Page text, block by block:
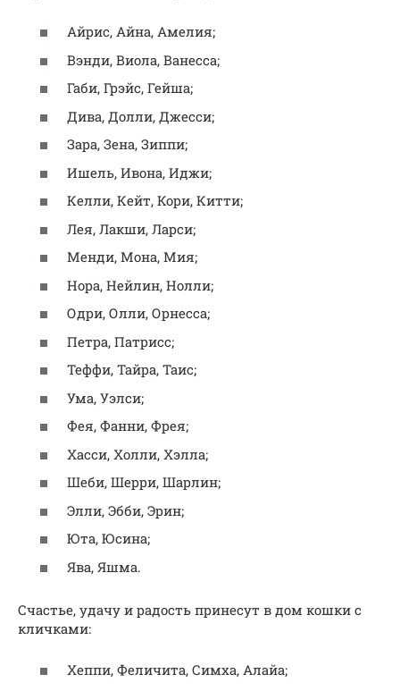
Айрис, Айна, Амелия;
Вэнди, Виола, Ванесса;
Габи, Грэйс, Гейша;
Дива, Долли, Джесси;
Зара, Зена, Зиппи;
Ишель, Ивона, Иджи;
Келли, Кейт, Кори, Китти;
Лея, Лакши, Ларси;
Менди, Мона, Мия;
Нора, Нейлин, Нолли;
Одри, Олли, Орнесса;
Петра, Патрисс;
Теффи, Тайра, Таис;
Ума, Уэлси;
Фея, Фанни, Фрея;
Хасси, Холли, Хэлла;
Шеби, Шерри, Шарлин;
Элли, Эбби, Эрин;
Юта, Юсина;
Ява, Яшма.
Счастье, удачу и радость принесут в дом кошки с
кличками:
Хеппи, Феличита, Симха, Алайа;